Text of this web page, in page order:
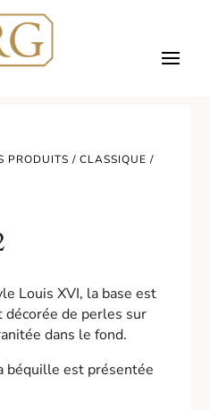
PRODUITS /CLASSIQUE /
Louis XVI, la base est
de perles sur
dans le fond.
béquille est présentée